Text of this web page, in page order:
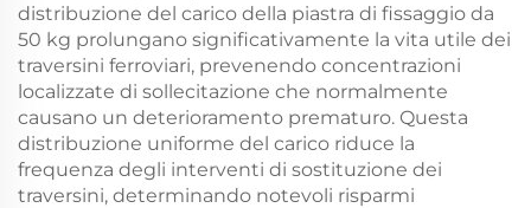
distribuzione del carico della piastra di fissaggio da
50 kg prolungano significativamente la vita utile dei
traversini ferroviari, prevenendo concentrazioni
localizzate di sollecitazione che normalmente
causano un deterioramento prematuro. Questa
distribuzione uniforme del carico riduce la
frequenza degli interventi di sostituzione dei
traversini, determinando notevoli risparmi